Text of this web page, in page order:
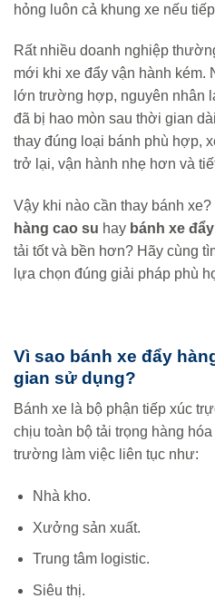
hỏng luôn cả khung xe nếu
Rất nhiều doanh nghiệp
mới khi xe đẩy vận hành kém.
lớn trường hợp, nguyên nhân
đã bị hao mòn sau thời gian
thay đúng loại bánh phù hợp,
trở lại, vận hành nhẹ hơn và
Vậy khi nào cần thay bánh xe?
hàng cao su hay bánh xe
tải tốt và bền hơn? Hãy cùng
lựa chọn đúng giải pháp phù
Vì sao bánh xe đẩy
gian sử dụng?
Bánh xe là bộ phận tiếp xúc
chịu toàn bộ tải trọng hàng
trường làm việc liên tục như:
Nhà kho.
Xưởng sản xuất.
Trung tâm logistic.
Siêu thị.